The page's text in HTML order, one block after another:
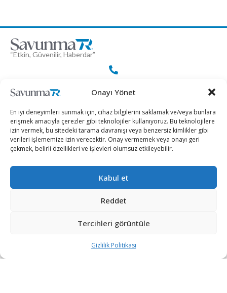
Onayı Yönet
En iyi deneyimleri sunmak için, cihaz bilgilerini saklamak ve/veya bunlara
erişmek amacıyla çerezler gibi teknolojiler kullanıyoruz. Bu teknolojilere
izin vermek, bu sitedeki tarama davranışı veya benzersiz kimlikler gibi
verileri işlememize izin verecektir. Onay vermemek veya onayı geri
çekmek, belirli özellikleri ve işlevleri olumsuz etkileyebilir.
Kabul et
Reddet
Tercihleri görüntüle
Gizlilik Politikası
“Etkin, Güvenilir, Haberdar”
+90 530 308 17 96
iletisim@savunmatr.com
2026 © Savunma TR. Tüm Hakları Saklıdır.
Siber Güvenlik
Teknoloji
Politika